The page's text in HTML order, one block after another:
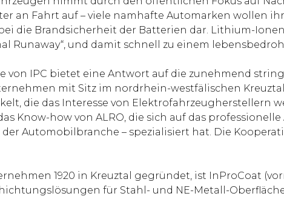
an Fahrt auf – viele namhafte Automarken wollen
die Brandsicherheit der Batterien dar. Lithium-
Runaway“, und damit schnell zu einem
von IPC bietet eine Antwort auf die zunehmend
mit Sitz im nordrhein-westfälischen
die das Interesse von Elektrofahrzeugherstellern
Know-how von ALRO, die sich auf das
Automobilbranche – spezialisiert hat. Die
1920 in Kreuztal gegründet, ist InProCoat
für Stahl- und NE-Metall-